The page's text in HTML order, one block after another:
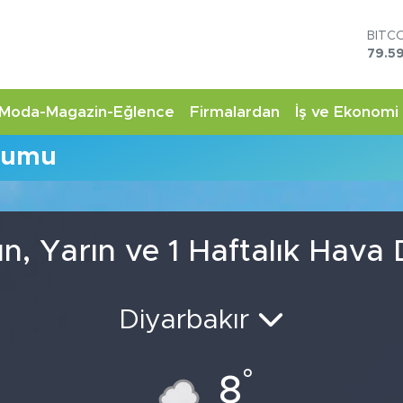
EURO
Moda-Magazin-Eğlence Firmalardan İş ve Ekonomi
Yarın ve 1 Haftalık
Diyarbakır
8°